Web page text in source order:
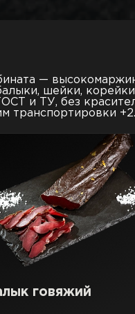
—
шейки,
и ТУ, без
говяжий